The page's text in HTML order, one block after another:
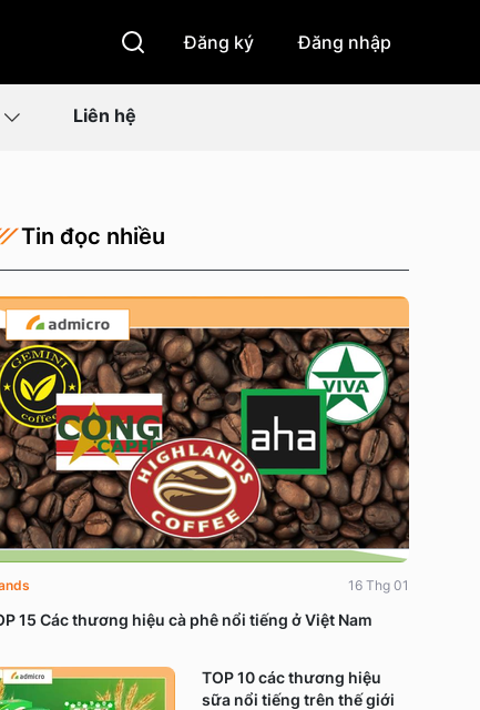
Đăng ký Đăng nhập
Liên hệ
Tin đọc nhiều
15 Các thương hiệu cà phê nổi tiếng ở Việt Nam
16 Thg 01
TOP 10 các thương hiệu
sữa nổi tiếng trên thế giới